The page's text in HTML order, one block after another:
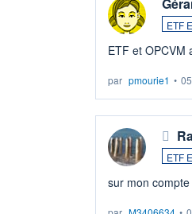
ETF
par pmourie1 •
ETF
sur mon